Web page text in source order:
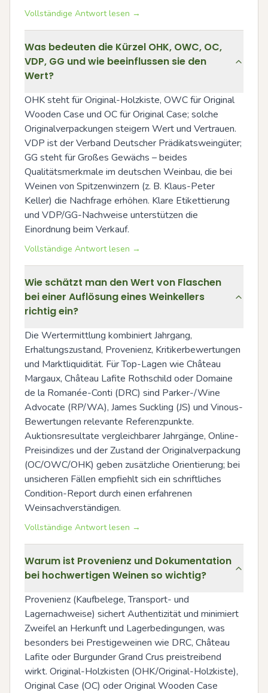
Vollständige Antwort lesen →
Was bedeuten die Kürzel OHK, OWC, OC,
VDP, GG und wie beeinflussen sie den
Wert?
OHK steht für Original-Holzkiste, OWC für Original
Wooden Case und OC für Original Case; solche
Originalverpackungen steigern Wert und Vertrauen.
VDP ist der Verband Deutscher Prädikatsweingüter;
GG steht für Großes Gewächs – beides
Qualitätsmerkmale im deutschen Weinbau, die bei
Weinen von Spitzenwinzern (z. B. Klaus-Peter
Keller) die Nachfrage erhöhen. Klare Etikettierung
und VDP/GG-Nachweise unterstützen die
Einordnung beim Verkauf.
Vollständige Antwort lesen →
Wie schätzt man den Wert von Flaschen
bei einer Auflösung eines Weinkellers
richtig ein?
Die Wertermittlung kombiniert Jahrgang,
Erhaltungszustand, Provenienz, Kritikerbewertungen
und Marktliquidität. Für Top-Lagen wie Château
Margaux, Château Lafite Rothschild oder Domaine
de la Romanée-Conti (DRC) sind Parker-/Wine
Advocate (RP/WA), James Suckling (JS) und Vinous-
Bewertungen relevante Referenzpunkte.
Auktionsresultate vergleichbarer Jahrgänge, Online-
Preisindizes und der Zustand der Originalverpackung
(OC/OWC/OHK) geben zusätzliche Orientierung; bei
unsicheren Fällen empfiehlt sich ein schriftliches
Condition-Report durch einen erfahrenen
Weinsachverständigen.
Vollständige Antwort lesen →
Warum ist Provenienz und Dokumentation
bei hochwertigen Weinen so wichtig?
Provenienz (Kaufbelege, Transport- und
Lagernachweise) sichert Authentizität und minimiert
Zweifel an Herkunft und Lagerbedingungen, was
besonders bei Prestigeweinen wie DRC, Château
Lafite oder Burgunder Grand Crus preistreibend
wirkt. Original-Holzkisten (OHK/Original-Holzkiste),
Original Case (OC) oder Original Wooden Case